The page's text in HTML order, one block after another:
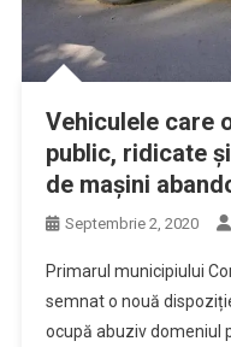
Vehiculele care
public, ridicate
de mașini
Septembrie 2, 2020
Primarul municipiului
semnat o nouă
ocupă abuziv domeniul